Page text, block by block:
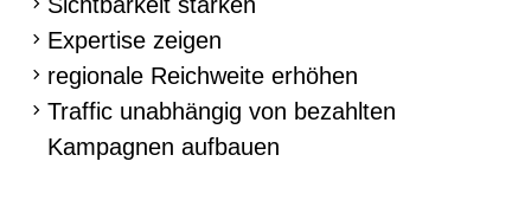
Expertise zeigen
regionale Reichweite erhöhen
Traffic unabhängig von bezahlten
Kampagnen aufbauen